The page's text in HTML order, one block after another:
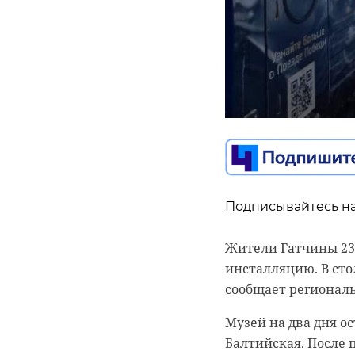
Подписывайтесь
Жители Гатчины
инсталляцию. В
сообщает
Музей на два дня
Балтийская. После
В Ленинградской
будут проводить
избирателей о
грядущему
В понедельник, 22
полностью
администрации
ночью 21 января